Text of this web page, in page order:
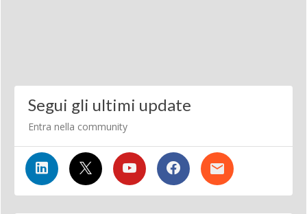
Segui gli ultimi update
Entra nella community